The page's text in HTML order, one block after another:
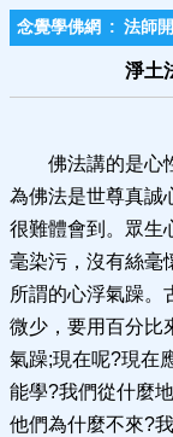
念覺學佛網 : 法師
淨土
佛法講的是心
為佛法是世尊真誠
很難體會到。眾生
毫染污，沒有絲毫
所謂的心浮氣躁。
微少，要用百分比
氣躁;現在呢?現在
能學?我們從什麼
他們為什麼不來?